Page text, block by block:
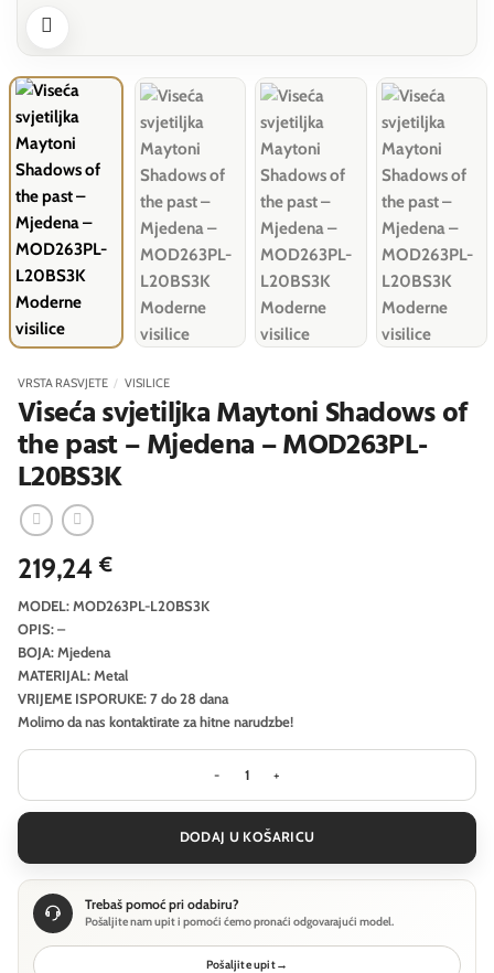
VRSTA RASVJETE / VISILICE
Viseća svjetiljka Maytoni Shadows of
the past – Mjedena – MOD263PL-
L20BS3K
219,24€
MODEL: MOD263PL-L20BS3K
OPIS: –
BOJA: Mjedena
MATERIJAL: Metal
VRIJEME ISPORUKE: 7 do 28 dana
Molimo da nas kontaktirate za hitne narudzbe!
Viseća svjetiljka Maytoni Shadows
DODAJ U KOŠARICU
Trebaš pomoć pri odabiru?
Pošaljite nam upit i pomoći ćemo pronaći odgovarajući model.
Pošaljite upit→